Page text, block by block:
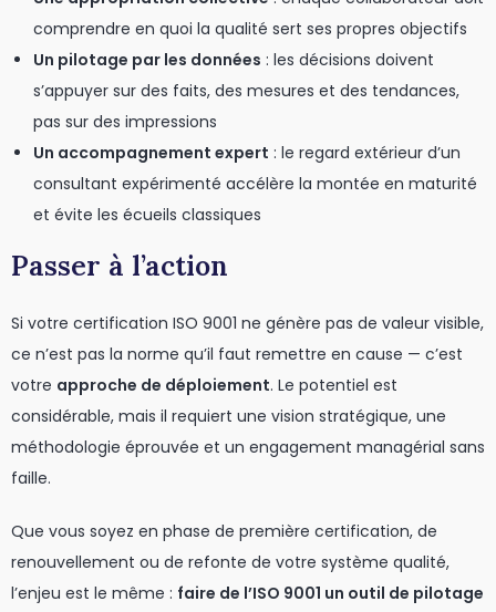
comprendre en quoi la qualité sert ses propres objectifs
Un pilotage par les données : les décisions doivent
s’appuyer sur des faits, des mesures et des tendances,
pas sur des impressions
Un accompagnement expert : le regard extérieur d’un
consultant expérimenté accélère la montée en maturité
et évite les écueils classiques
Passer à l’action
Si votre certification ISO 9001 ne génère pas de valeur visible,
ce n’est pas la norme qu’il faut remettre en cause — c’est
votre approche de déploiement. Le potentiel est
considérable, mais il requiert une vision stratégique, une
méthodologie éprouvée et un engagement managérial sans
faille.
Que vous soyez en phase de première certification, de
renouvellement ou de refonte de votre système qualité,
l’enjeu est le même : faire de l’ISO 9001 un outil de pilotage